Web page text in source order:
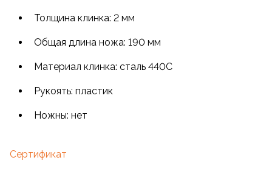
Толщина клинка: 2 мм
Общая длина ножа: 190 мм
Материал клинка: сталь 440C
Рукоять: пластик
Ножны: нет
Сертификат